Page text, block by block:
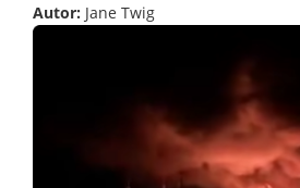
Autor: Jane Twig